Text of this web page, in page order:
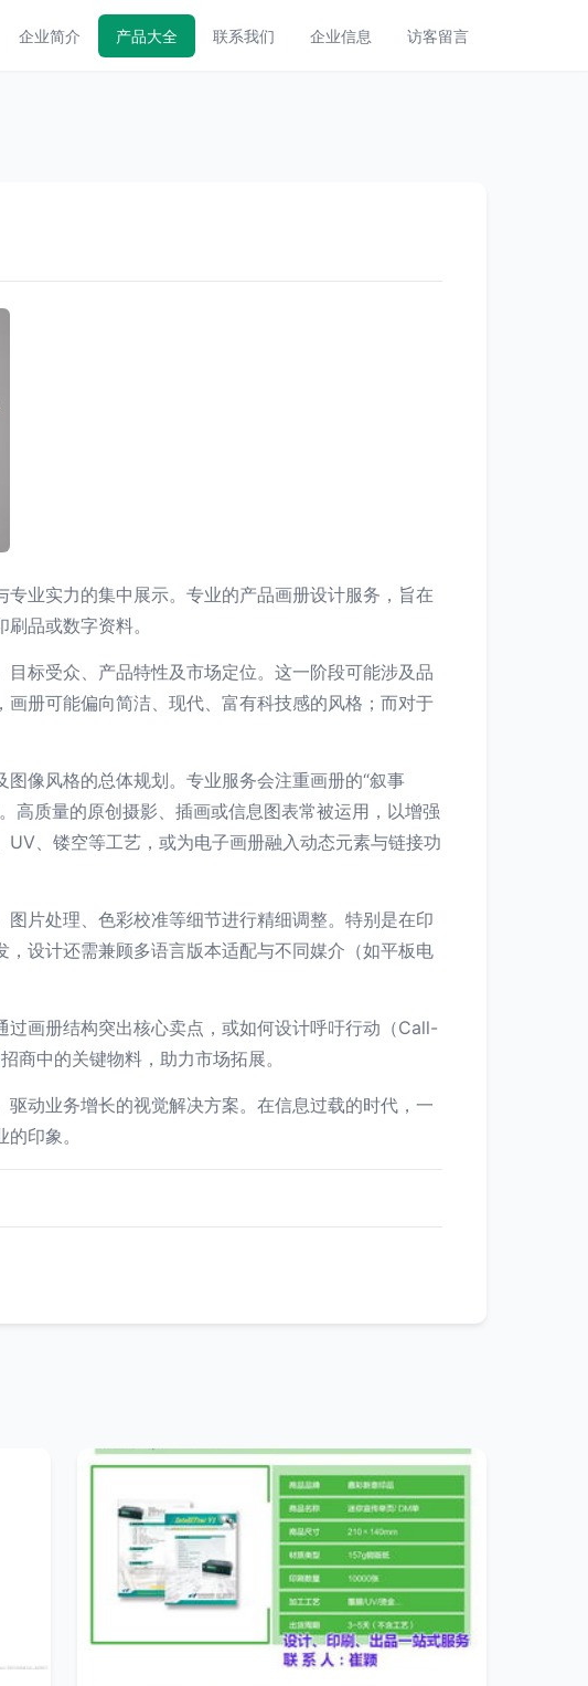
企业简介 产品大全 联系我们 企业信息 访客留言
业实力的集中展示。专业的产品画册设计服务，旨在
品或数字资料。
标受众、产品特性及市场定位。这一阶段可能涉及品
册可能偏向简洁、现代、富有科技感的风格；而对于
像风格的总体规划。专业服务会注重画册的“叙事
高质量的原创摄影、插画或信息图表常被运用，以增强
、镂空等工艺，或为电子画册融入动态元素与链接功
片处理、色彩校准等细节进行精细调整。特别是在印
设计还需兼顾多语言版本适配与不同媒介（如平板电
画册结构突出核心卖点，或如何设计呼吁行动（Call-
中的关键物料，助力市场拓展。
动业务增长的视觉解决方案。在信息过载的时代，一
印象。